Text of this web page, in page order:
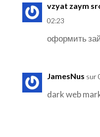
vzyat zaym
02:23
оформить
JamesNus sur
dark web